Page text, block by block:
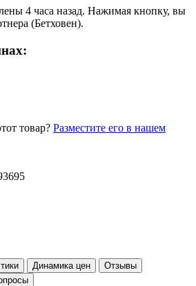
4 часа назад. Нажимая кнопку, вы
(Бетховен).
товар? Разместите его в нашем
Динамика цен
Отзывы